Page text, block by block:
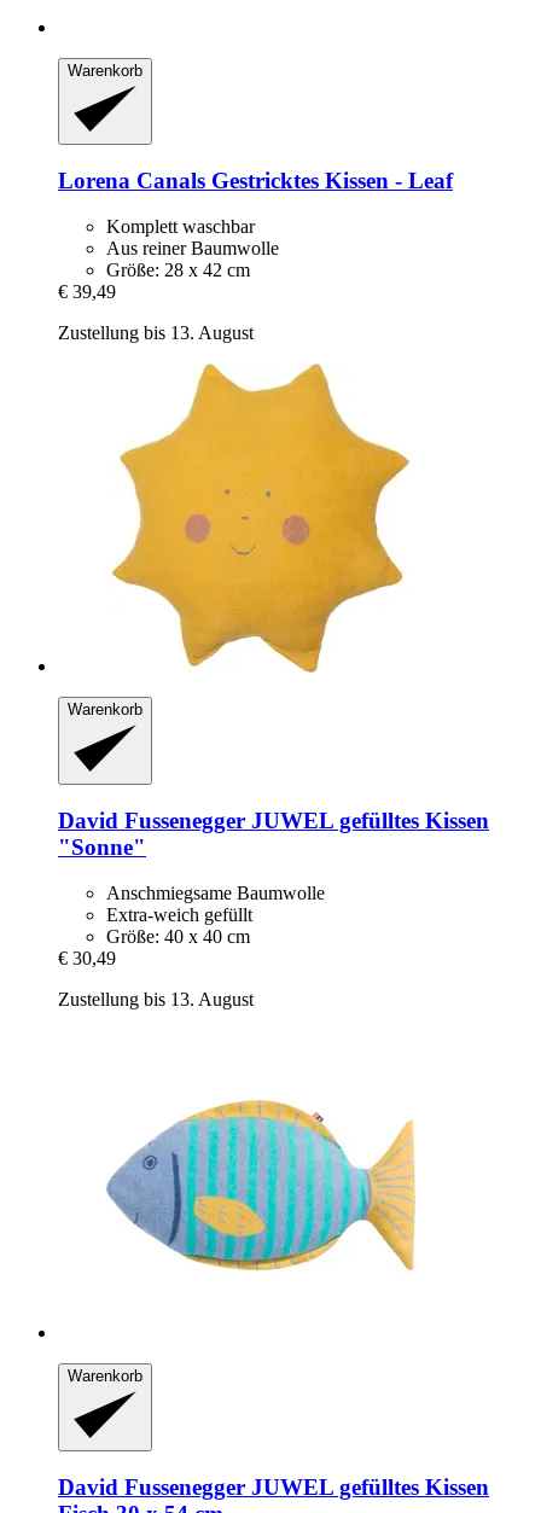
Warenkorb
Lorena Canals Gestricktes Kissen -​ Leaf
Komplett waschbar
Aus reiner Baumwolle
Größe: 28 x 42 cm
€ 39,49
Zustellung bis 13. August
Warenkorb
David Fussenegger JUWEL gefülltes Kissen
"Sonne"
Anschmiegsame Baumwolle
Extra-weich gefüllt
Größe: 40 x 40 cm
€ 30,49
Zustellung bis 13. August
Warenkorb
David Fussenegger JUWEL gefülltes Kissen